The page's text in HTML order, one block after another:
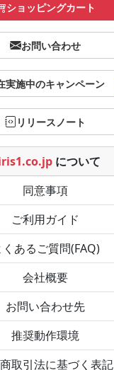
ショッピングカート
お問い合わせ
実施中のキャンペーン
リリースノート
について
同意事項
ご利用ガイド
くあるご質問(FAQ)
会社概要
お問い合わせ先
推奨動作環境
取引法に基づく表記